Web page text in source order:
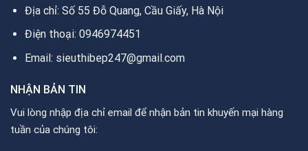
Địa chỉ: Số 55 Đỗ Quang, Cầu Giấy, Hà Nội
Điện thoại: 0946974451
Email: sieuthibep247@gmail.com
NHẬN BẢN TIN
Vui lòng nhập địa chỉ email để nhận bản tin khuyến mại hàng
tuần của chúng tôi: